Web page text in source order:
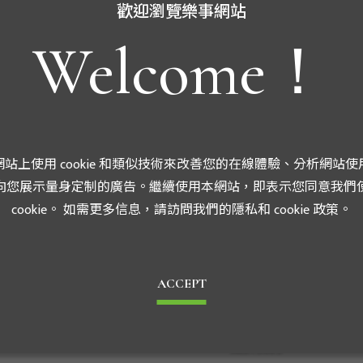
歡迎瀏覽樂事網站
Welcome！
站上使用 cookie 和類似技術來改善您的在線體驗、分析網站使
您展示量身定制的廣告。繼續使用本網站，即表示您同意我們
cookie。 如需更多信息，請訪問我們的隱私和 cookie 政策。
ACCEPT